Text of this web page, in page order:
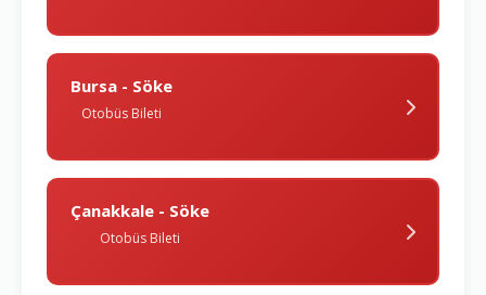
Bursa - Söke
Otobüs Bileti
Çanakkale - Söke
Otobüs Bileti